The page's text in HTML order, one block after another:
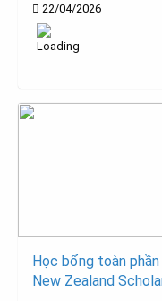
22/04/2026
Học bổng toàn phần
New Zealand